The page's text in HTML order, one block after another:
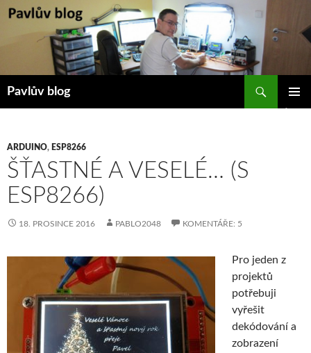
Přejít
Pavlův blog
ARDUINO, ESP8266
ŠŤASTNÉ A VESELÉ… (S
ESP8266)
18. PROSINCE 2016 PABLO2048 KOMENTÁŘE: 5
Pro jeden z
projektů
potřebuji
vyřešit
dekódování a
zobrazení